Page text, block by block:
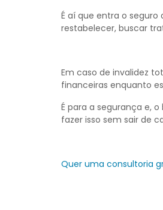
É aí que entra o
restabelecer, buscar
Em caso de invalidez
financeiras enquanto
É para a segurança e,
fazer isso sem sair de
Quer uma consultoria